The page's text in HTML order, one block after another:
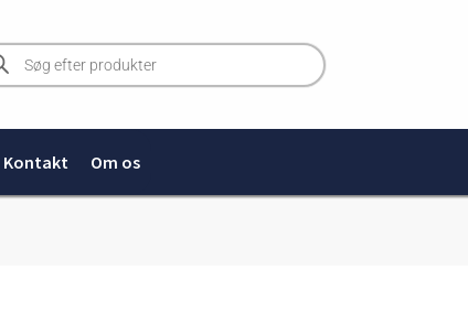
Kontakt Om os